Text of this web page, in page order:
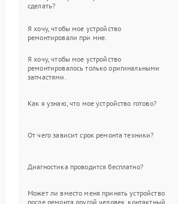
сделать?
Я хочу, чтобы мое устройство
ремонтировали при мне.
Я хочу, чтобы мое устройство
ремонтировалось только оригинальными
запчастями.
Как я узнаю, что мое устройство готово?
От чего зависит срок ремонта техники?
Диагностика проводится бесплатно?
Может ли вместо меня принять устройство
после ремонта другой человек, контактный